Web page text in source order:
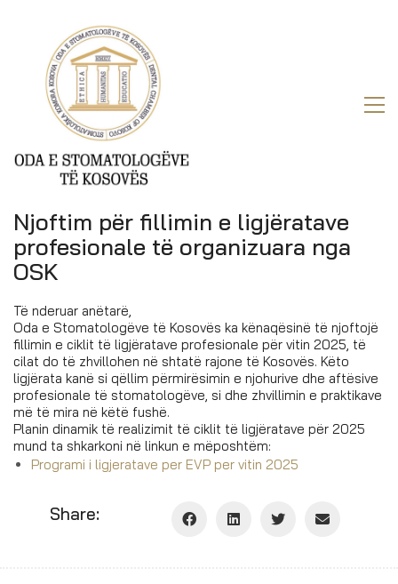
Njoftim për fillimin e ligjëratave
profesionale të organizuara nga
OSK
Të nderuar anëtarë,
Oda e Stomatologëve të Kosovës ka kënaqësinë të njoftojë
fillimin e ciklit të ligjëratave profesionale për vitin 2025, të
cilat do të zhvillohen në shtatë rajone të Kosovës. Këto
ligjërata kanë si qëllim përmirësimin e njohurive dhe aftësive
profesionale të stomatologëve, si dhe zhvillimin e praktikave
më të mira në këtë fushë.
Planin dinamik të realizimit të ciklit të ligjëratave për 2025
mund ta shkarkoni në linkun e mëposhtëm:
Programi i ligjeratave per EVP per vitin 2025
Share: